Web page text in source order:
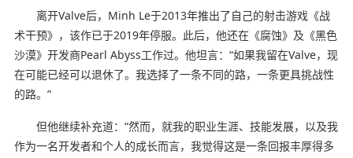
离开Valve后，Minh Le于2013年推出了自己的射击游戏《战
术干预》，该作已于2019年停服。此后，他还在《腐蚀》及《黑色
沙漠》开发商Pearl Abyss工作过。他坦言：“如果我留在Valve，现
在可能已经可以退休了。我选择了一条不同的路，一条更具挑战性
的路。”
但他继续补充道：“然而，就我的职业生涯、技能发展，以及我
作为一名开发者和个人的成长而言，我觉得这是一条回报丰厚得多